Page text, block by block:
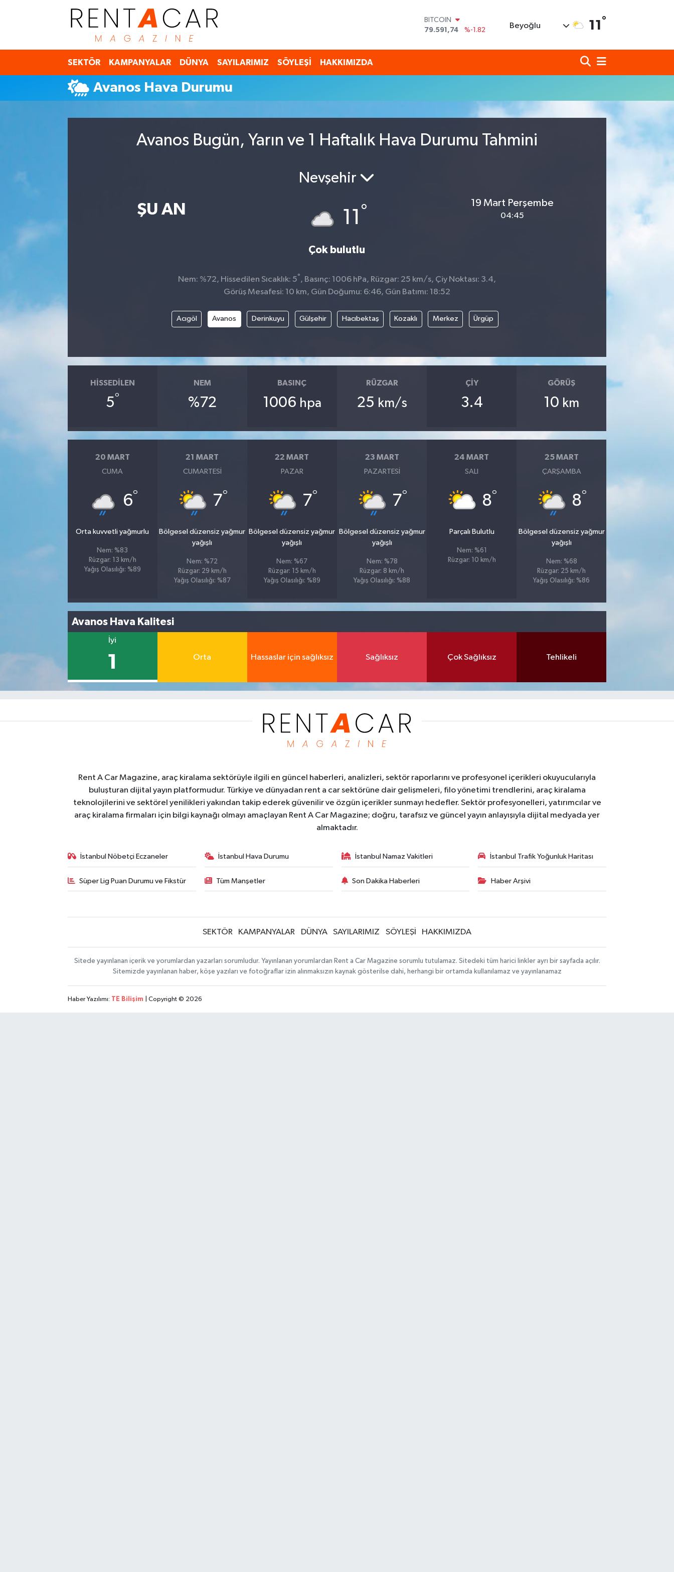
BITCOIN
79.591,74
%-1.82
45,43620
%0.02
%0.19
BİST100
Beyoğlu 11 °
SEKTÖR KAMPANYALAR DÜNYA SAYILARIMIZ SÖYLEŞİ HAKKIMIZDA
Avanos Hava Durumu
Avanos Bugün, Yarın ve 1 Haftalık Hava Durumu Tahmini
ŞU AN
Nevşehir
11 °
Çok bulutlu
19 Mart Perşembe
04:45
Nem: %72, Hissedilen Sıcaklık: 5° , Basınç: 1006 hPa, Rüzgar: 25 km/s, Çiy Noktası: 3.4,
Görüş Mesafesi: 10 km, Gün Doğumu: 6:46, Gün Batımı: 18:52
Acıgöl Avanos Derinkuyu Gülşehir Hacıbektaş Kozaklı Merkez Ürgüp
HISSEDILEN
5°
NEM
%72
BASINÇ
1006 hpa
RÜZGAR
25 km/s
ÇIY
3.4
GÖRÜŞ
10 km
20 MART
CUMA
6°
Orta kuvvetli yağmurlu
Nem: %83
Rüzgar: 13 km/h
Yağış Olasılığı: %89
21 MART
CUMARTESI
7°
Bölgesel düzensiz yağmur
yağışlı
Nem: %72
Rüzgar: 29 km/h
Yağış Olasılığı: %87
22 MART
PAZAR
7°
Bölgesel düzensiz yağmur
yağışlı
Nem: %67
Rüzgar: 15 km/h
Yağış Olasılığı: %89
23 MART
PAZARTESI
7°
Bölgesel düzensiz yağmur
yağışlı
Nem: %78
Rüzgar: 8 km/h
Yağış Olasılığı: %88
24 MART
SALI
8°
Parçalı Bulutlu
Nem: %61
Rüzgar: 10 km/h
25 MART
ÇARŞAMBA
8°
Bölgesel düzensiz yağmur
yağışlı
Nem: %68
Rüzgar: 25 km/h
Yağış Olasılığı: %86
Avanos Hava Kalitesi
İyi
1 Orta Hassaslar için sağlıksız Sağlıksız Çok Sağlıksız Tehlikeli
Rent A Car Magazine, araç kiralama sektörüyle ilgili en güncel haberleri, analizleri, sektör raporlarını ve profesyonel içerikleri okuyucularıyla
buluşturan dijital yayın platformudur. Türkiye ve dünyadan rent a car sektörüne dair gelişmeleri, filo yönetimi trendlerini, araç kiralama
teknolojilerini ve sektörel yenilikleri yakından takip ederek güvenilir ve özgün içerikler sunmayı hedefler. Sektör profesyonelleri, yatırımcılar ve
araç kiralama firmaları için bilgi kaynağı olmayı amaçlayan Rent A Car Magazine; doğru, tarafsız ve güncel yayın anlayışıyla dijital medyada yer
almaktadır.
İstanbul Nöbetçi Eczaneler İstanbul Hava Durumu İstanbul Namaz Vakitleri İstanbul Trafik Yoğunluk Haritası
Süper Lig Puan Durumu ve Fikstür Tüm Manşetler Son Dakika Haberleri Haber Arşivi
SEKTÖR KAMPANYALAR DÜNYA SAYILARIMIZ SÖYLEŞİ HAKKIMIZDA
Sitede yayınlanan içerik ve yorumlardan yazarları sorumludur. Yayınlanan yorumlardan Rent a Car Magazine sorumlu tutulamaz. Sitedeki tüm harici linkler ayrı bir sayfada açılır.
Sitemizde yayınlanan haber, köşe yazıları ve fotoğraflar izin alınmaksızın kaynak gösterilse dahi, herhangi bir ortamda kullanılamaz ve yayınlanamaz
Haber Yazılımı: TE Bilişim | Copyright © 2026
İstanbul Nöbetçi Eczaneler
İstanbul Hava Durumu
İstanbul Namaz Vakitleri
Süper Lig Puan Durumu ve Fikstür